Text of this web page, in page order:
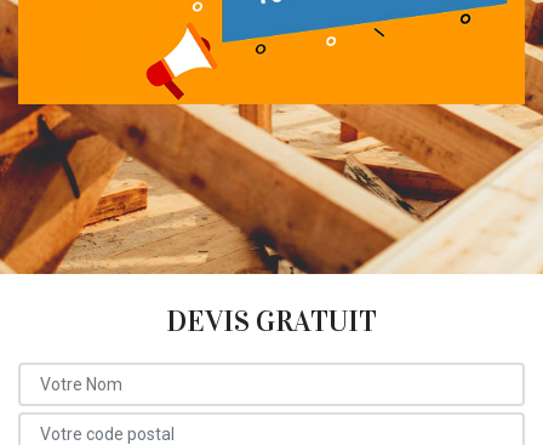
DEVIS GRATUIT